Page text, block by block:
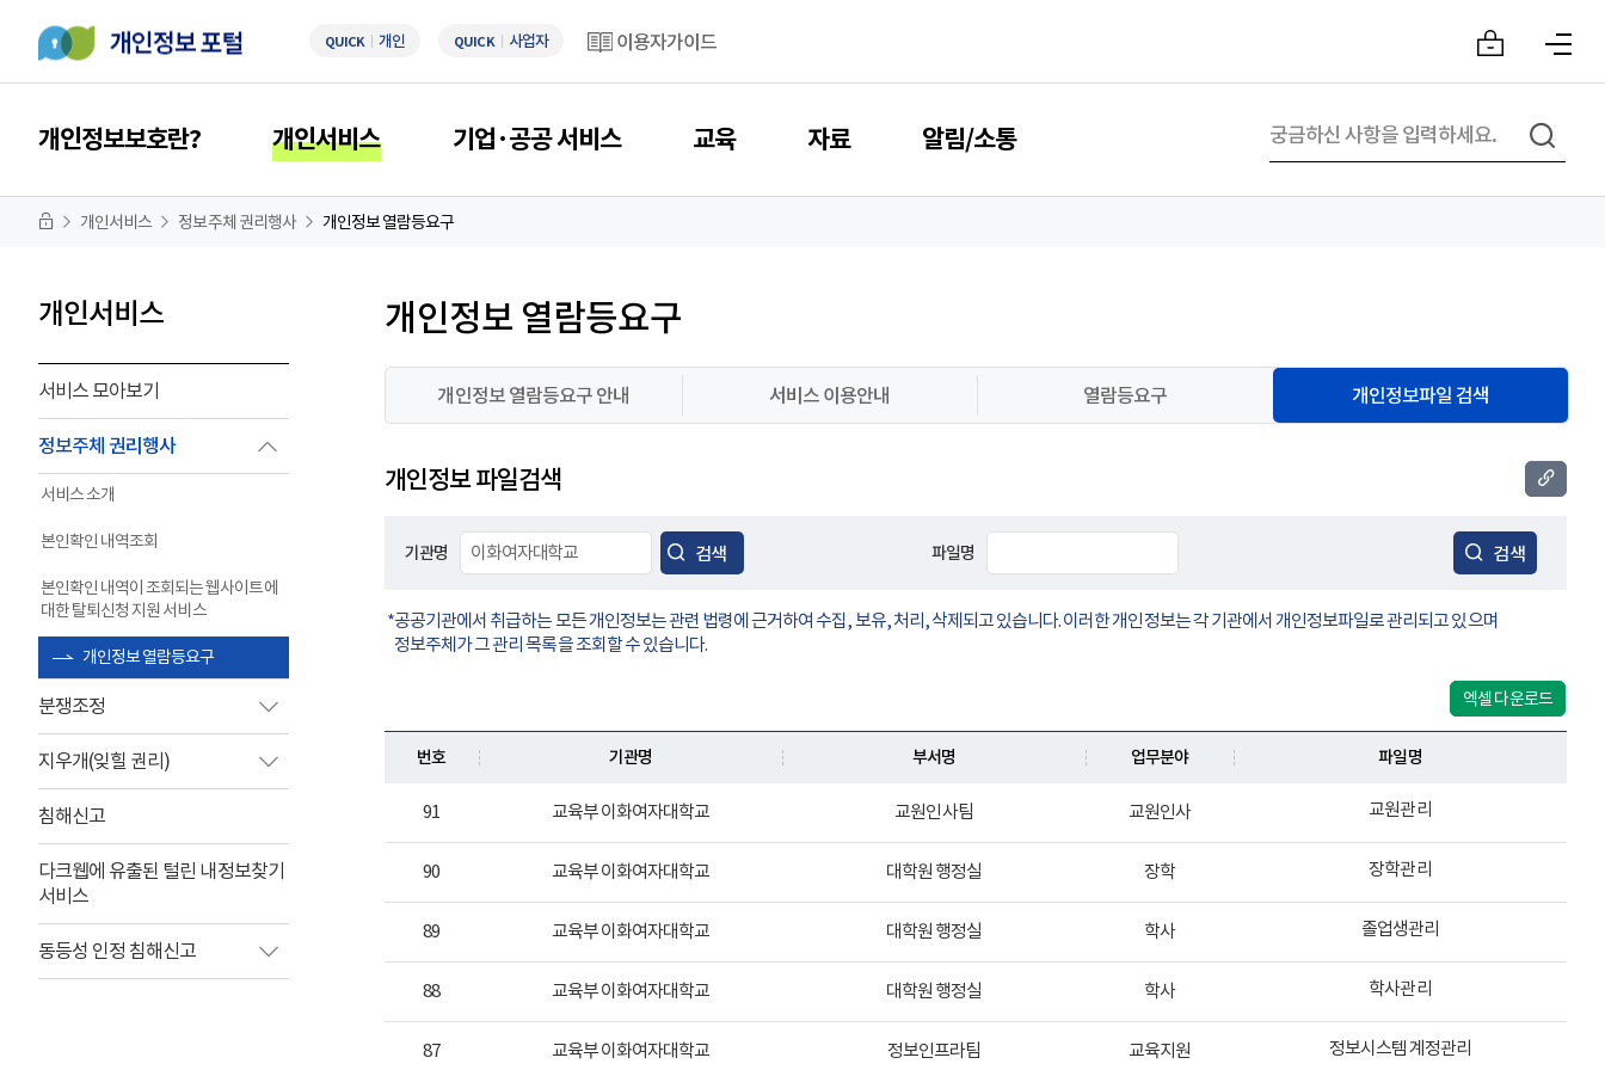
QUICK 개인 QUICK 사업자 이용자가이드
개인정보보호란? 개인서비스 기업·공공 서비스 교육 자료 알림/소통
개인서비스 정보주체 권리행사 개인정보 열람등요구
개인서비스
서비스 모아보기
정보주체 권리행사
서비스 소개
본인확인 내역조회
본인확인 내역이 조회되는 웹사이트에
대한 탈퇴신청 지원 서비스
개인정보 열람등요구
분쟁조정
지우개(잊힐 권리)
침해신고
다크웹에 유출된 털린 내정보찾기
서비스
동등성 인정 침해신고
개인정보 열람등요구
개인정보 열람등요구 안내 서비스 이용안내 열람등요구 개인정보파일 검색
개인정보 파일검색
기관명 검색 파일명 검색
공공기관에서 취급하는 모든 개인정보는 관련 법령에 근거하여 수집, 보유, 처리, 삭제되고 있습니다. 이러한 개인정보는 각 기관에서 개인정보파일로 관리되고 있으며
정보주체가 그 관리 목록을 조회할 수 있습니다.
엑셀 다운로드
번호 기관명 부서명 업무분야 파일명
91 교육부 이화여자대학교 교원인사팀 교원인사 교원관리
90 교육부 이화여자대학교 대학원 행정실 장학 장학관리
89 교육부 이화여자대학교 대학원 행정실 학사 졸업생관리
88 교육부 이화여자대학교 대학원 행정실 학사 학사관리
87 교육부 이화여자대학교 정보인프라팀 교육지원 정보시스템 계정관리